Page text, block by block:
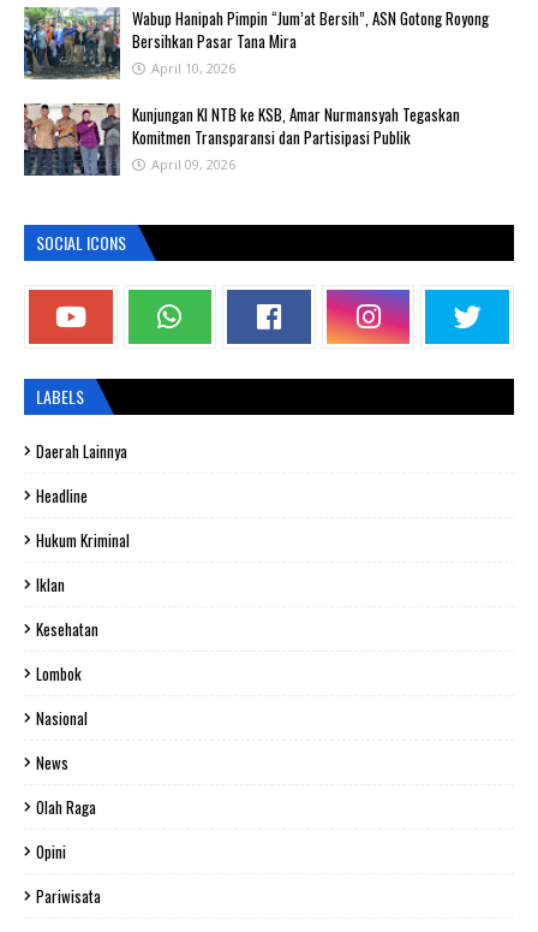
Wabup Hanipah Pimpin “Jum’at Bersih”, ASN Gotong Royong
Bersihkan Pasar Tana Mira
April 10, 2026
Kunjungan KI NTB ke KSB, Amar Nurmansyah Tegaskan
Komitmen Transparansi dan Partisipasi Publik
April 09, 2026
SOCIAL ICONS
LABELS
Daerah Lainnya
Headline
Hukum Kriminal
Iklan
Kesehatan
Lombok
Nasional
News
Olah Raga
Opini
Pariwisata